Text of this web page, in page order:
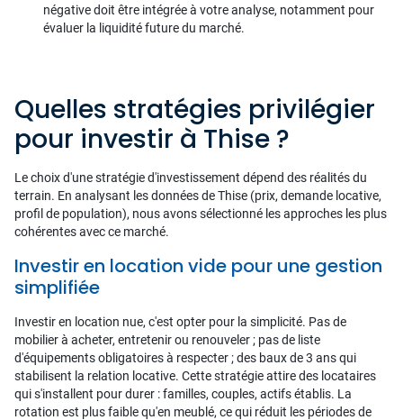
négative doit être intégrée à votre analyse, notamment pour
évaluer la liquidité future du marché.
Quelles stratégies privilégier
pour investir à Thise ?
Le choix d'une stratégie d'investissement dépend des réalités du
terrain. En analysant les données de Thise (prix, demande locative,
profil de population), nous avons sélectionné les approches les plus
cohérentes avec ce marché.
Investir en location vide pour une gestion
simplifiée
Investir en location nue, c'est opter pour la simplicité. Pas de
mobilier à acheter, entretenir ou renouveler ; pas de liste
d'équipements obligatoires à respecter ; des baux de 3 ans qui
stabilisent la relation locative. Cette stratégie attire des locataires
qui s'installent pour durer : familles, couples, actifs établis. La
rotation est plus faible qu'en meublé, ce qui réduit les périodes de